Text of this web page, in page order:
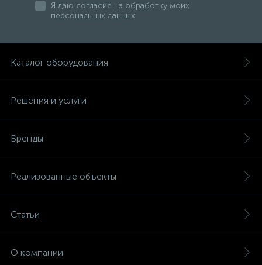
Я даю согласие на обработку моих
персональных данных
Каталог оборудования
Решения и услуги
Бренды
Реализованные объекты
Статьи
О компании